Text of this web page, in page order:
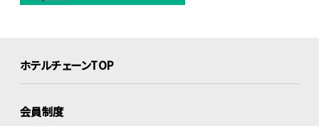
ホテルチェーンTOP
会員制度